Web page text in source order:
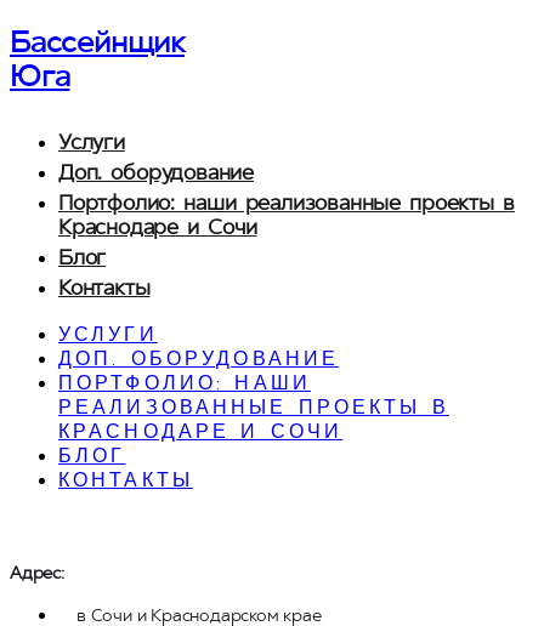
Бассейнщик
Юга
Услуги
Доп. оборудование
Портфолио: наши реализованные проекты в
Краснодаре и Сочи
Блог
Контакты
УСЛУГИ
ДОП. ОБОРУДОВАНИЕ
ПОРТФОЛИО: НАШИ
РЕАЛИЗОВАННЫЕ ПРОЕКТЫ В
КРАСНОДАРЕ И СОЧИ
БЛОГ
КОНТАКТЫ
Адрес:
в Сочи и Краснодарском крае